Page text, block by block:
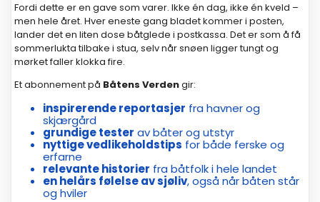
Fordi dette er en gave som varer. Ikke én dag, ikke én kveld –
men hele året. Hver eneste gang bladet kommer i posten,
lander det en liten dose båtglede i postkassa. Det er som å få
sommerlukta tilbake i stua, selv når snøen ligger tungt og
mørket faller klokka fire.
Et abonnement på Båtens Verdengir:
inspirerende reportasjer fra havner og
skjærgård
grundige tester av båter og utstyr
nyttige vedlikeholdstips for både ferske og
erfarne
relevante historier fra båtfolk i hele landet
en helårs følelse av sjøliv, også når båten står
og hviler